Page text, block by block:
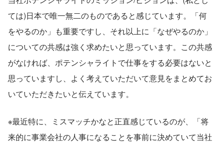
ては)日本で唯一無二のものであると感じています。「何
をやるのか」も重要ですし、それ以上に「なぜやるのか」
についての共感は強く求めたいと思っています。この共感
がなければ、ポテンシャライトで仕事をする必要はないと
思っていますし、よく考えていただいて意見をまとめてお
いていただきたいと伝えています。
※最近特に、ミスマッチかなと正直感じているのが、「将
来的に事業会社の人事になることを事前に決めていて当社